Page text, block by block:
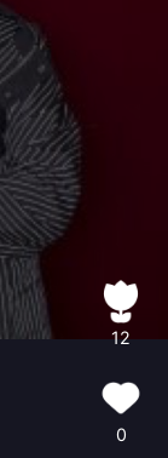
12
0